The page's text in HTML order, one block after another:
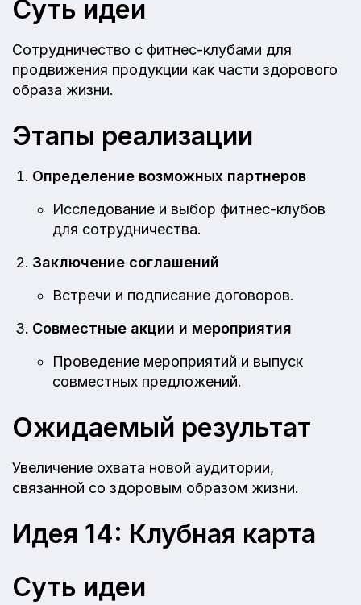
Суть идеи
Сотрудничество с фитнес-клубами для
продвижения продукции как части здорового
образа жизни.
Этапы реализации
Определение возможных партнеров
Исследование и выбор фитнес-клубов
для сотрудничества.
Заключение соглашений
Встречи и подписание договоров.
Совместные акции и мероприятия
Проведение мероприятий и выпуск
совместных предложений.
Ожидаемый результат
Увеличение охвата новой аудитории,
связанной со здоровым образом жизни.
Идея 14: Клубная карта
Суть идеи